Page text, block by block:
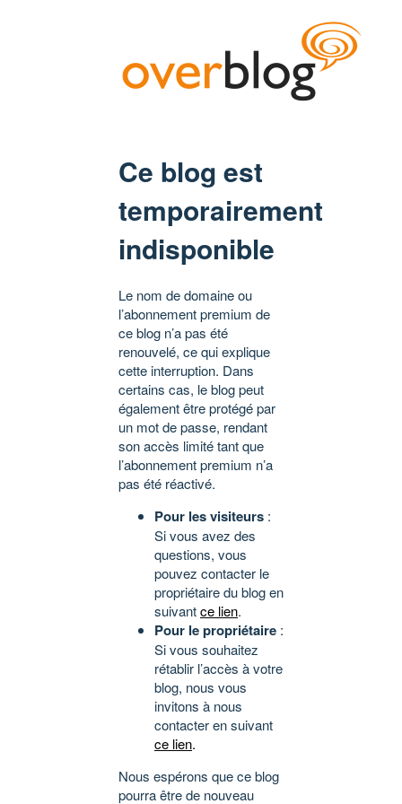
Ce blog est
temporairement
indisponible
Le nom de domaine ou
l’abonnement premium de
ce blog n’a pas été
renouvelé, ce qui explique
cette interruption. Dans
certains cas, le blog peut
également être protégé par
un mot de passe, rendant
son accès limité tant que
l’abonnement premium n’a
pas été réactivé.
Pour les visiteurs :
Si vous avez des
questions, vous
pouvez contacter le
propriétaire du blog en
suivantce lien.
Pour le propriétaire :
Si vous souhaitez
rétablir l’accès à votre
blog, nous vous
invitons à nous
contacter en suivant
ce lien.
Nous espérons que ce blog
pourra être de nouveau